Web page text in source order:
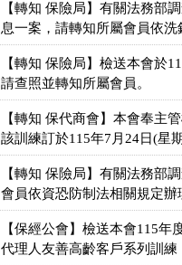
【轉知 保險局】有關法務部
息一案，請轉知所屬會員依洗
【轉知 保險局】檢送本會於
請查照並轉知所屬會員。
【轉知 保代商會】本會奉主
該訓練訂於115年7月24日(星
【轉知 保險局】有關法務部
會員依資恐防制法相關規定辦
【保經公會】檢送本會115
代理人友善高齡客戶系列訓練